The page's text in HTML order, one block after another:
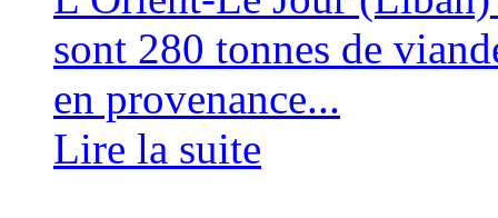
sont 280 tonnes de
en provenance...
Lire la suite